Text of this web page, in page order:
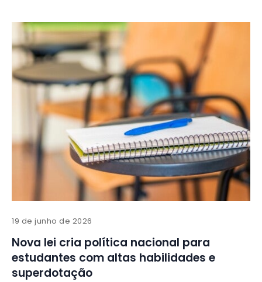
19 de junho de 2026
Nova lei cria política nacional para
estudantes com altas habilidades e
superdotação